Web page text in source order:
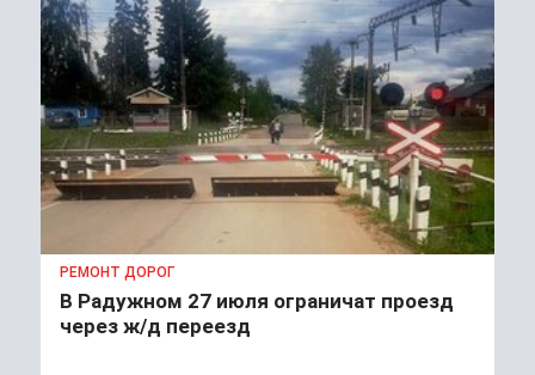
РЕМОНТ ДОРОГ
В Радужном 27 июля ограничат проезд
через ж/д переезд